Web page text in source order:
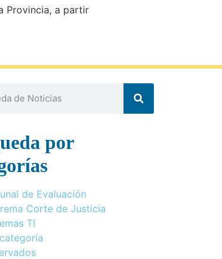
Provincia, a partir
por
de Evaluación
Corte de Justicia
TI